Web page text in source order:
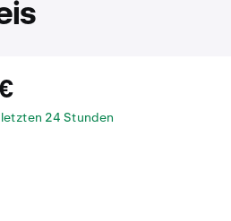
24 Stunden